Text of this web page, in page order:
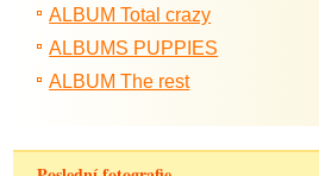
ALBUM Total crazy
ALBUMS PUPPIES
ALBUM The rest